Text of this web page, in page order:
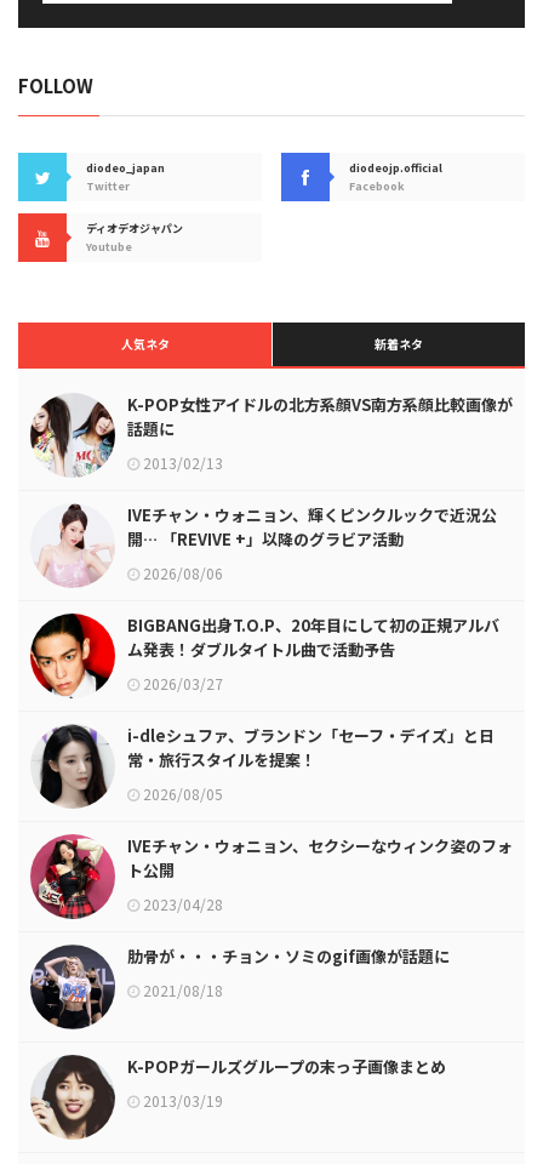
FOLLOW
diodeo_japan
Twitter
diodeojp.official
Facebook
ディオデオジャパン
Youtube
人気ネタ 新着ネタ
K-POP女性アイドルの北方系顔VS南方系顔比較画像が
話題に
2013/02/13
IVEチャン・ウォニョン、輝くピンクルックで近況公
開… 「REVIVE +」以降のグラビア活動
2026/08/06
BIGBANG出身T.O.P、20年目にして初の正規アルバ
ム発表！ダブルタイトル曲で活動予告
2026/03/27
i-dleシュファ、ブランドン「セーフ・デイズ」と日
常・旅行スタイルを提案！
2026/08/05
IVEチャン・ウォニョン、セクシーなウィンク姿のフォ
ト公開
2023/04/28
肋骨が・・・チョン・ソミのgif画像が話題に
2021/08/18
K-POPガールズグループの末っ子画像まとめ
2013/03/19